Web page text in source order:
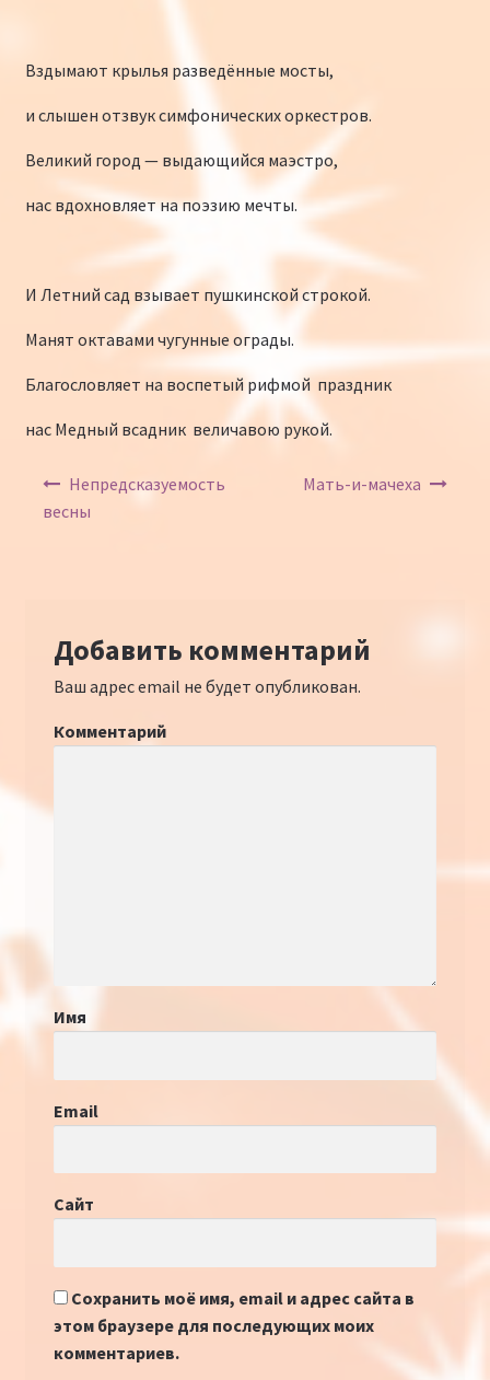
Вздымают крылья разведённые мосты,
и слышен отзвук симфонических оркестров.
Великий город — выдающийся маэстро,
нас вдохновляет на поэзию мечты.
И Летний сад взывает пушкинской строкой.
Манят октавами чугунные ограды.
Благословляет на воспетый рифмой праздник
нас Медный всадник величавою рукой.
Навигация по записям
Непредсказуемость
весны
Мать-и-мачеха
Добавить комментарий
Ваш адрес email не будет опубликован.
Комментарий
Имя
Email
Сайт
Сохранить моё имя, email и адрес сайта в
этом браузере для последующих моих
комментариев.